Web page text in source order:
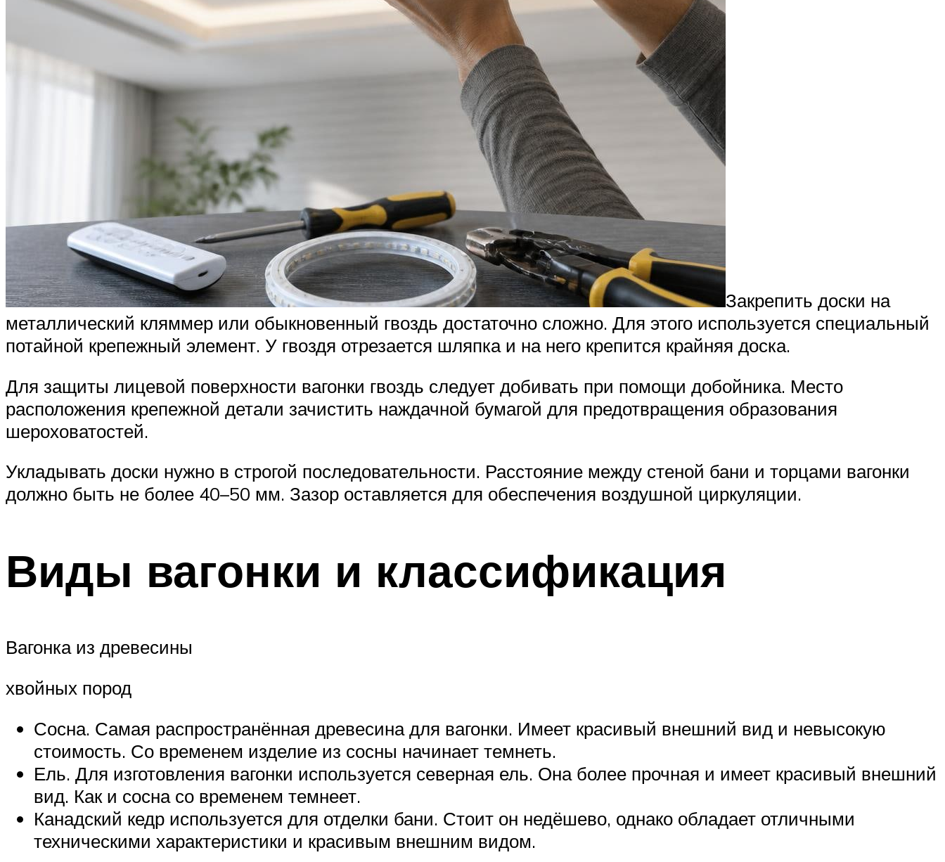
Закрепить доски на
металлический кляммер или обыкновенный гвоздь достаточно сложно. Для этого используется специальный
потайной крепежный элемент. У гвоздя отрезается шляпка и на него крепится крайняя доска.
Для защиты лицевой поверхности вагонки гвоздь следует добивать при помощи добойника. Место
расположения крепежной детали зачистить наждачной бумагой для предотвращения образования
шероховатостей.
Укладывать доски нужно в строгой последовательности. Расстояние между стеной бани и торцами вагонки
должно быть не более 40–50 мм. Зазор оставляется для обеспечения воздушной циркуляции.
Виды вагонки и классификация
Вагонка из древесины
хвойных пород
Сосна. Самая распространённая древесина для вагонки. Имеет красивый внешний вид и невысокую
стоимость. Со временем изделие из сосны начинает темнеть.
Ель. Для изготовления вагонки используется северная ель. Она более прочная и имеет красивый внешний
вид. Как и сосна со временем темнеет.
Канадский кедр используется для отделки бани. Стоит он недёшево, однако обладает отличными
техническими характеристики и красивым внешним видом.